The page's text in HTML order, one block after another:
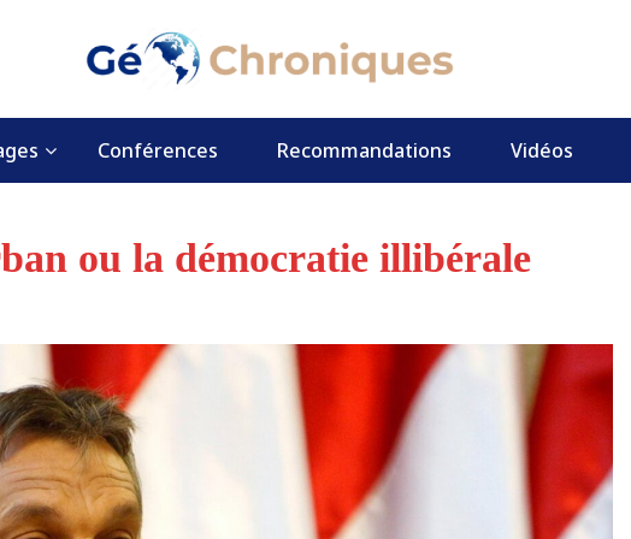
Conférences Recommandations Vidéos
ou la démocratie illibérale